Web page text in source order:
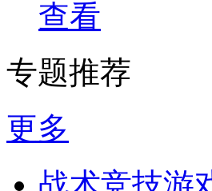
查看
专题推荐
更多
战术竞技游